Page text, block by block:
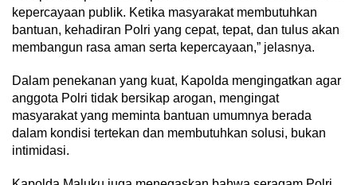
kepercayaan publik. Ketika masyarakat membutuhkan
bantuan, kehadiran Polri yang cepat, tepat, dan tulus akan
membangun rasa aman serta kepercayaan,” jelasnya.
Dalam penekanan yang kuat, Kapolda mengingatkan agar
anggota Polri tidak bersikap arogan, mengingat
masyarakat yang meminta bantuan umumnya berada
dalam kondisi tertekan dan membutuhkan solusi, bukan
intimidasi.